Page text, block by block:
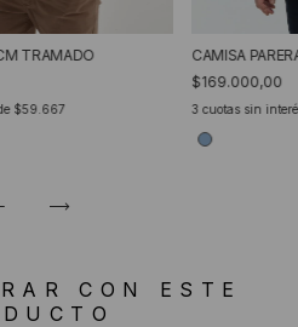
TRAMADO
$59.667
CAMISA
$169.000,00
3cuotas sin
CON ESTE